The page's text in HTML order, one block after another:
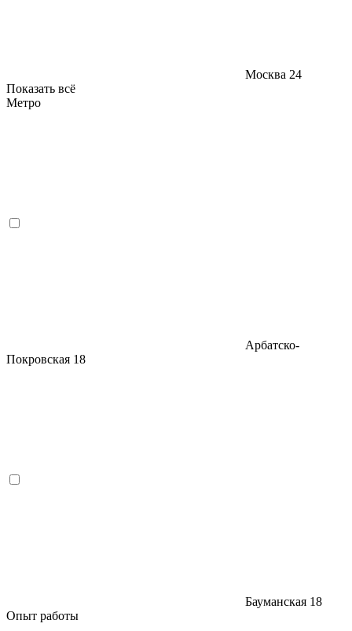
Москва 24
Показать всё
Метро
Арбатско-
Покровская 18
Бауманская 18
Опыт работы